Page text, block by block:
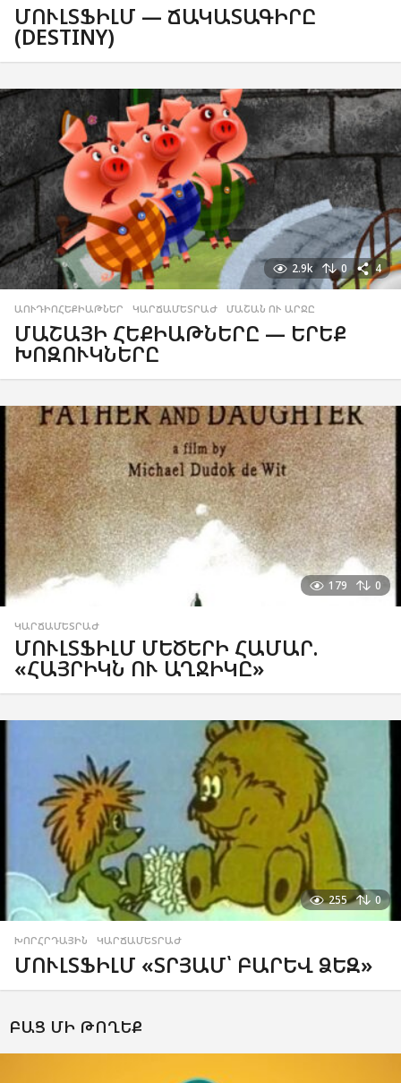
ՄՈՒԼՏՖԻԼՄ — ՃԱԿԱՏԱԳԻՐԸ
(DESTINY)
2.9k 0 4
ԱՈՒԴԻՈՀԵՔԻԱԹՆԵՐ ,ԿԱՐՃԱՄԵՏՐԱԺ ,ՄԱՇԱՆ ՈՒ ԱՐՋԸ
ՄԱՇԱՅԻ ՀԵՔԻԱԹՆԵՐԸ — ԵՐԵՔ
ԽՈԶՈՒԿՆԵՐԸ
179 0
ԿԱՐՃԱՄԵՏՐԱԺ
ՄՈՒԼՏՖԻԼՄ ՄԵԾԵՐԻ ՀԱՄԱՐ.
«ՀԱՅՐԻԿՆ ՈՒ ԱՂՋԻԿԸ»
255 0
ԽՈՐՀՐԴԱՅԻՆ ,ԿԱՐՃԱՄԵՏՐԱԺ
ՄՈՒԼՏՖԻԼՄ «ՏՐՅԱՄ՝ ԲԱՐԵՎ ՁԵԶ»
ԲԱՑ ՄԻ ԹՈՂԵՔ